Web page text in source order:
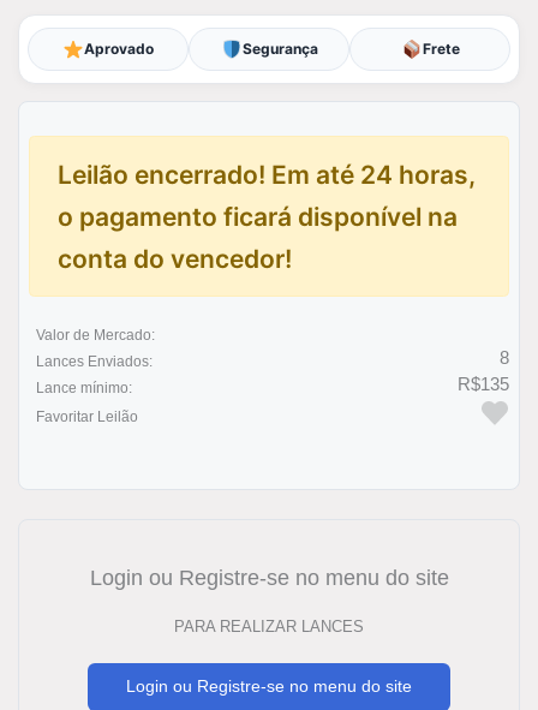
Aprovado Segurança Frete
Leilão encerrado! Em até 24 horas,
o pagamento ficará disponível na
conta do vencedor!
Valor de Mercado:
Lances Enviados:
8
Lance mínimo: R$135
Favoritar Leilão
Login ou Registre-se no menu do site
PARA REALIZAR LANCES
Login ou Registre-se no menu do site